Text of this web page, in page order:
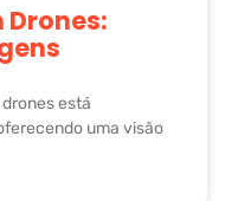
Drones:
está
uma visão